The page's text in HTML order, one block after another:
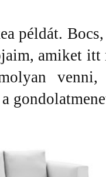
példát.
amiket